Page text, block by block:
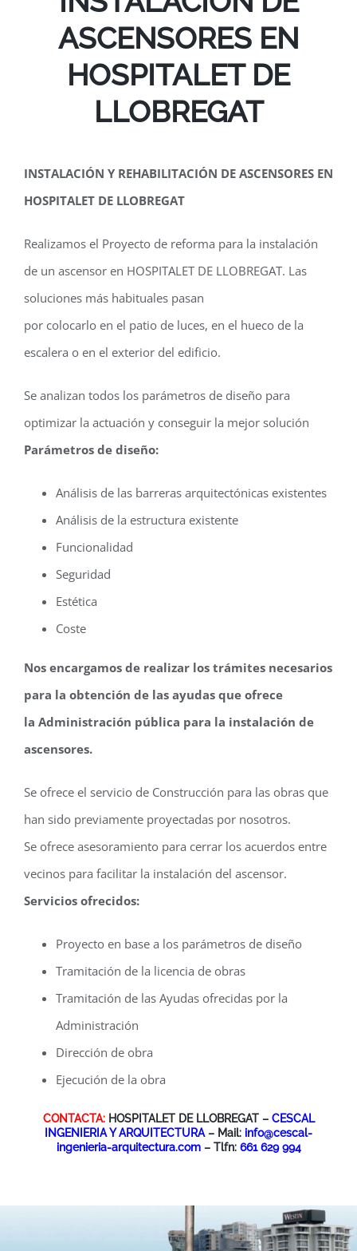
ASCENSORES EN
HOSPITALET DE
LLOBREGAT
INSTALACIÓN Y REHABILITACIÓN DE ASCENSORES EN
HOSPITALET DE LLOBREGAT
Realizamos el Proyecto de reforma para la instalación
de un ascensor en HOSPITALET DE LLOBREGAT. Las
soluciones más habituales pasan
por colocarlo en el patio de luces, en el hueco de la
escalera o en el exterior del edificio.
Se analizan todos los parámetros de diseño para
optimizar la actuación y conseguir la mejor solución
Parámetros de diseño:
Análisis de las barreras arquitectónicas existentes
Análisis de la estructura existente
Funcionalidad
Seguridad
Estética
Coste
Nos encargamos de realizar los trámites necesarios
para la obtención de las ayudas que ofrece
la Administración pública para la instalación de
ascensores.
Se ofrece el servicio de Construcción para las obras que
han sido previamente proyectadas por nosotros.
Se ofrece asesoramiento para cerrar los acuerdos entre
vecinos para facilitar la instalación del ascensor.
Servicios ofrecidos:
Proyecto en base a los parámetros de diseño
Tramitación de la licencia de obras
Tramitación de las Ayudas ofrecidas por la
Administración
Dirección de obra
Ejecución de la obra
CONTACTA:HOSPITALET DE LLOBREGAT – CESCAL
INGENIERIA Y ARQUITECTURA– Mail: info@cescal-
ingenieria-arquitectura.com– Tlfn: 661 629 994